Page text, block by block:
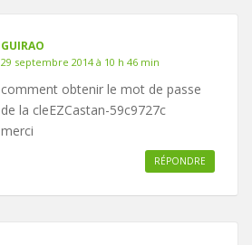
GUIRAO
29 septembre 2014 à 10 h 46 min
comment obtenir le mot de passe
de la cleEZCastan-59c9727c
merci
RÉPONDRE